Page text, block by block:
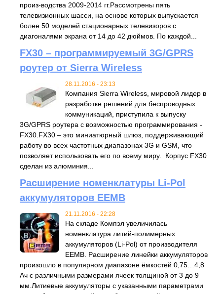
произ-водства 2009-2014 гг.Рассмотрены пять
телевизионных шасси, на основе которых выпускается
более 50 моделей стационарных телевизоров с
диагоналями экрана от 14 до 42 дюймов. По каждой...
FX30 – программируемый 3G/GPRS
роутер от Sierra Wireless
28.11.2016 - 23:13
Компания Sierra Wireless, мировой лидер в
разработке решений для беспроводных
коммуникаций, приступила к выпуску
3G/GPRS роутера с возможностью программирования -
FX30.FX30 – это миниатюрный шлюз, поддерживающий
работу во всех частотных диапазонах 3G и GSM, что
позволяет использовать его по всему миру. Корпус FX30
сделан из алюминия...
Расширение номенклатуры Li-Pol
аккумуляторов EEMB
21.11.2016 - 22:28
На складе Компэл увеличилась
номенклатура литий-полимерных
аккумуляторов (Li-Pol) от производителя
EEMB. Расширение линейки аккумуляторов
произошло в популярном диапазоне ёмкостей 0,75…4,8
Ач с различными размерами ячеек толщиной от 3 до 9
мм.Литиевые аккумуляторы с указанными параметрами